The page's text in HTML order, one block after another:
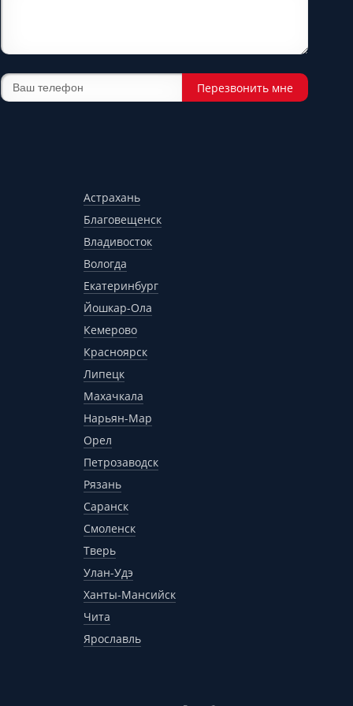
Перезвонить мне
Астрахань
Благовещенск
Владивосток
Вологда
Екатеринбург
Йошкар-Ола
Кемерово
Красноярск
Липецк
Махачкала
Нарьян-Мар
Орел
Петрозаводск
Рязань
Саранск
Смоленск
Тверь
Улан-Удэ
Ханты-Мансийск
Чита
Ярославль